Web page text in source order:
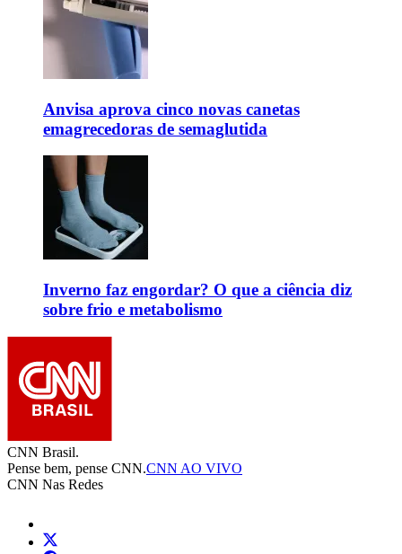
Anvisa aprova cinco novas canetas
emagrecedoras de semaglutida
Inverno faz engordar? O que a ciência diz
sobre frio e metabolismo
CNN Brasil.
Pense bem, pense CNN.CNN AO VIVO
CNN Nas Redes